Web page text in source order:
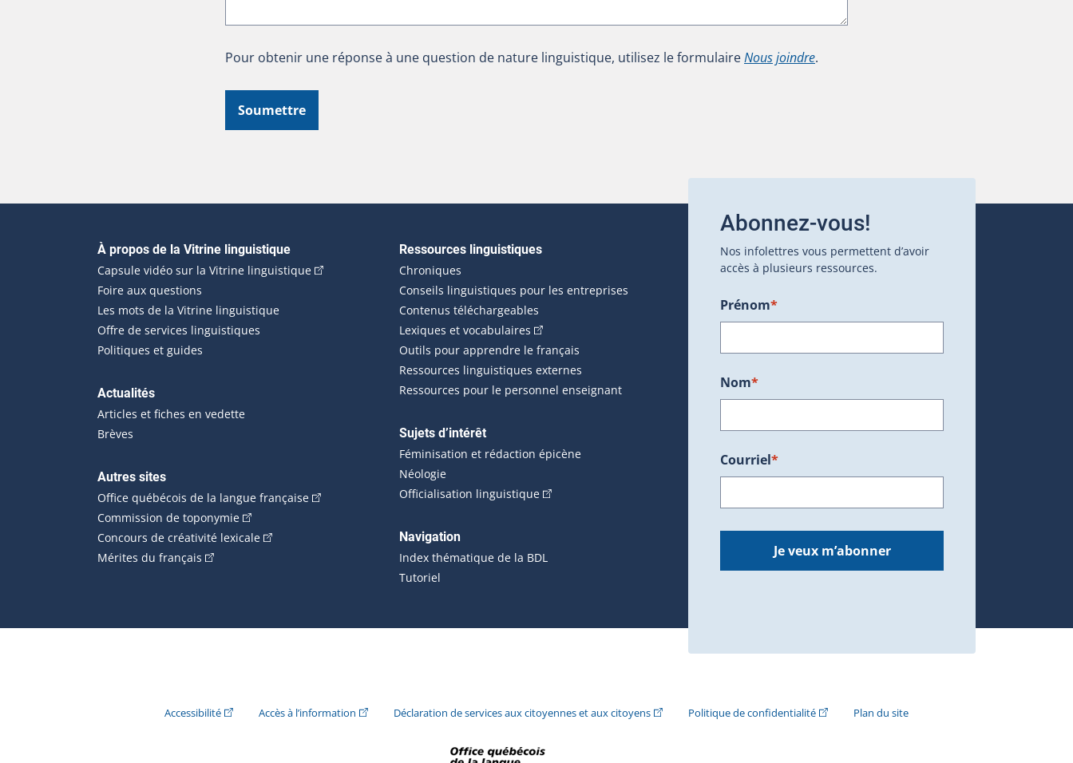
Pour obtenir une réponse à une question de nature linguistique, utilisez le formulaireNous joindre.
Soumettre
Navigation principale
À propos de la Vitrine linguistique
Capsule vidéo sur la Vitrine linguistique(Cet hyperlien externe s'ouvrira dans une nouvelle fenêtre.)
Foire aux questions
Les mots de la Vitrine linguistique
Offre de services linguistiques
Politiques et guides
Actualités
Articles et fiches en vedette
Brèves
Autres sites
Office québécois de la langue française(Cet hyperlien externe s'ouvrira dans une nouvelle fenêtre.)
Commission de toponymie(Cet hyperlien externe s'ouvrira dans une nouvelle fenêtre.)
Concours de créativité lexicale(Cet hyperlien externe s'ouvrira dans une nouvelle fenêtre.)
Mérites du français (Cet hyperlien externe s'ouvrira dans une nouvelle fenêtre.)
Ressources linguistiques
Chroniques
Conseils linguistiques pour les entreprises
Contenus téléchargeables
Lexiques et vocabulaires (Cet hyperlien externe s'ouvrira dans une nouvelle fenêtre.)
Outils pour apprendre le français
Ressources linguistiques externes
Ressources pour le personnel enseignant
Sujets d’intérêt
Féminisation et rédaction épicène
Néologie
Officialisation linguistique(Cet hyperlien externe s'ouvrira dans une nouvelle fenêtre.)
Navigation
Index thématique de la BDL
Tutoriel
Abonnez-vous!
Nos infolettres vous permettent d’avoir
accès à plusieurs ressources.
Prénom*
Nom*
Courriel*
Je veux m’abonner
Accessibilité(Cet hyperlien externe s'ouvrira dans une nouvelle fenêtre.)
Accès à l’information (Cet hyperlien externe s'ouvrira dans une nouvelle fenêtre.)
Déclaration de services aux citoyennes et aux citoyens(Cet hyperlien externe s'ouvrira dans une nouvelle fenêtre.)
Politique de confidentialité(Cet hyperlien externe s'ouvrira dans une nouvelle
Plan du site